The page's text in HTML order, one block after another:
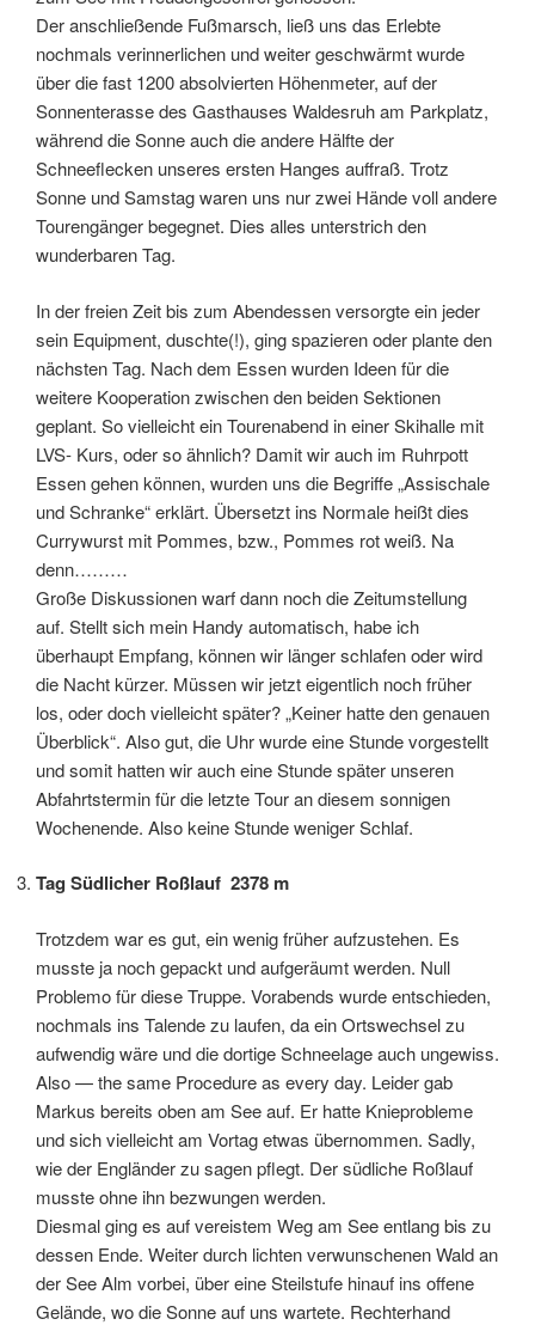
Der anschließende Fußmarsch, ließ uns das Erlebte
nochmals verinnerlichen und weiter geschwärmt wurde
über die fast 1200 absolvierten Höhenmeter, auf der
Sonnenterasse des Gasthauses Waldesruh am Parkplatz,
während die Sonne auch die andere Hälfte der
Schneeflecken unseres ersten Hanges auffraß. Trotz
Sonne und Samstag waren uns nur zwei Hände voll andere
Tourengänger begegnet. Dies alles unterstrich den
wunderbaren Tag.
In der freien Zeit bis zum Abendessen versorgte ein jeder
sein Equipment, duschte(!), ging spazieren oder plante den
nächsten Tag. Nach dem Essen wurden Ideen für die
weitere Kooperation zwischen den beiden Sektionen
geplant. So vielleicht ein Tourenabend in einer Skihalle mit
LVS- Kurs, oder so ähnlich? Damit wir auch im Ruhrpott
Essen gehen können, wurden uns die Begriffe „Assischale
und Schranke“ erklärt. Übersetzt ins Normale heißt dies
Currywurst mit Pommes, bzw., Pommes rot weiß. Na
denn………
Große Diskussionen warf dann noch die Zeitumstellung
auf. Stellt sich mein Handy automatisch, habe ich
überhaupt Empfang, können wir länger schlafen oder wird
die Nacht kürzer. Müssen wir jetzt eigentlich noch früher
los, oder doch vielleicht später? „Keiner hatte den genauen
Überblick“. Also gut, die Uhr wurde eine Stunde vorgestellt
und somit hatten wir auch eine Stunde später unseren
Abfahrtstermin für die letzte Tour an diesem sonnigen
Wochenende. Also keine Stunde weniger Schlaf.
Tag Südlicher Roßlauf 2378 m
Trotzdem war es gut, ein wenig früher aufzustehen. Es
musste ja noch gepackt und aufgeräumt werden. Null
Problemo für diese Truppe. Vorabends wurde entschieden,
nochmals ins Talende zu laufen, da ein Ortswechsel zu
aufwendig wäre und die dortige Schneelage auch ungewiss.
Also — the same Procedure as every day. Leider gab
Markus bereits oben am See auf. Er hatte Knieprobleme
und sich vielleicht am Vortag etwas übernommen. Sadly,
wie der Engländer zu sagen pflegt. Der südliche Roßlauf
musste ohne ihn bezwungen werden.
Diesmal ging es auf vereistem Weg am See entlang bis zu
dessen Ende. Weiter durch lichten verwunschenen Wald an
der See Alm vorbei, über eine Steilstufe hinauf ins offene
Gelände, wo die Sonne auf uns wartete. Rechterhand